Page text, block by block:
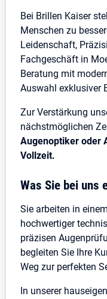
Bei Brillen Kaiser
Menschen zu
Leidenschaft,
Fachgeschäft in
Beratung mit
Auswahl exklusiver
Zur Verstärkung
nächstmöglichen
Augenoptiker oder
Vollzeit.
Was Sie bei uns
Sie arbeiten in
hochwertiger
präzisen
begleiten Sie Ihre
Weg zur perfekten
In unserer